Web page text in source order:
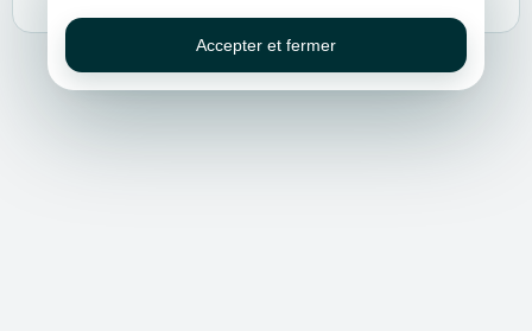
Accepter et fermer